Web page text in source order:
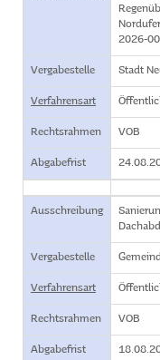
2026-
Vergabestelle Stadt
Verfahrensart
Rechtsrahmen VOB
Abgabefrist
Ausschreibung
Vergabestelle
Verfahrensart
Rechtsrahmen VOB
Abgabefrist